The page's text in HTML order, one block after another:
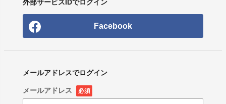
外部サービスIDでログイン
Facebook
メールアドレスでログイン
メールアドレス 必須